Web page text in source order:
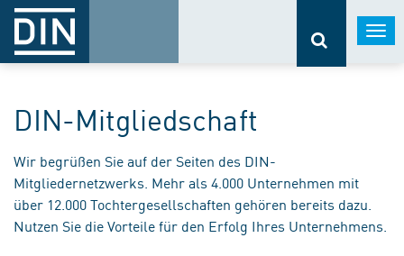
DIN-Mitgliedschaft
Wir begrüßen Sie auf der Seiten des DIN-
Mitgliedernetzwerks. Mehr als 4.000 Unternehmen mit
über 12.000 Tochtergesellschaften gehören bereits dazu.
Nutzen Sie die Vorteile für den Erfolg Ihres Unternehmens.